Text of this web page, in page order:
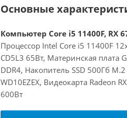
Основные
Компьютер Core i5 11400F, RX
Процессор Intel Core i5 11400F
CD5L3 65Вт, Материнская плата
DDR4, Накопитель SSD 500Гб
WD10EZEX, Видеокарта Radeon
600Вт